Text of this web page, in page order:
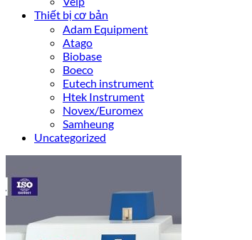
Thiết bị cơ bản
Adam Equipment
Atago
Biobase
Boeco
Eutech instrument
Htek Instrument
Novex/Euromex
Samheung
Uncategorized